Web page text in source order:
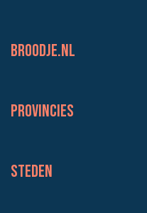
BROODJE.NL
Provincies
Steden